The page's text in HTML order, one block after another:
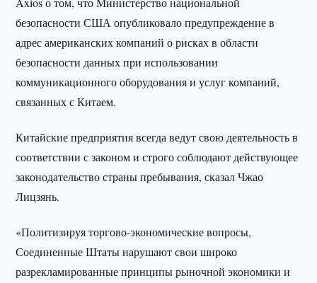
безопасности США опубликовало предупреждение в
адрес американских компаний о рисках в области
безопасности данных при использовании
коммуникационного оборудования и услуг компаний,
связанных с Китаем.
Китайские предприятия всегда ведут свою деятельность в
соответствии с законом и строго соблюдают действующее
законодательство страны пребывания, сказал Чжао
Лицзянь.
«Политизируя торгово-экономические вопросы,
Соединенные Штаты нарушают свои широко
разрекламированные принципы рыночной экономики и